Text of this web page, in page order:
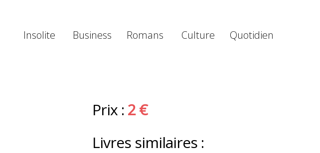
Insolite Business Romans Culture Quotidien
Prix : 2 €
Livres similaires :